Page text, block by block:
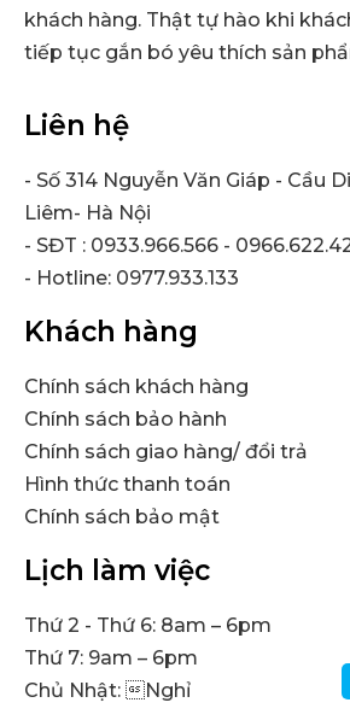
khách hàng. Thật tự hào khi
tiếp tục gắn bó yêu thích sản
Liên hệ
- Số 314 Nguyễn Văn Giáp - Cầu
Liêm- Hà Nội
- SĐT : 0933.966.566 -
- Hotline: 0977.933.133
Khách hàng
Chính sách khách hàng
Chính sách bảo hành
Chính sách giao hàng/ đổi trả
Hình thức thanh toán
Chính sách bảo mật
Lịch làm việc
Thứ 2 - Thứ 6: 8am – 6pm
Thứ 7: 9am – 6pm
Chủ Nhật: Nghỉ